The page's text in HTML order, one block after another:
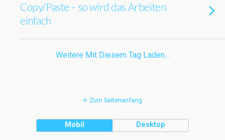
Copy/Paste – so wird das Arbeiten
einfach
Weitere Mit Diesem Tag Laden…
Zum Seitenanfang
Mobil Desktop